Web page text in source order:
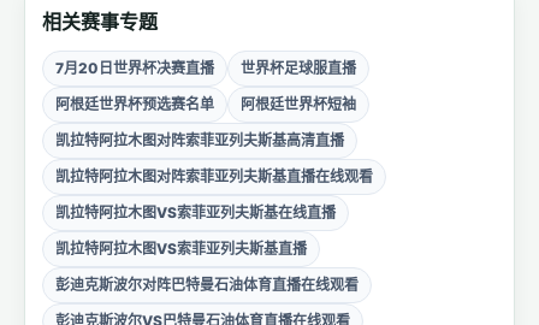
相关赛事专题
7月20日世界杯决赛直播
世界杯足球服直播
阿根廷世界杯预选赛名单
阿根廷世界杯短袖
凯拉特阿拉木图对阵索菲亚列夫斯基高清直播
凯拉特阿拉木图对阵索菲亚列夫斯基直播在线观看
凯拉特阿拉木图VS索菲亚列夫斯基在线直播
凯拉特阿拉木图VS索菲亚列夫斯基直播
彭迪克斯波尔对阵巴特曼石油体育直播在线观看
彭迪克斯波尔VS巴特曼石油体育直播在线观看